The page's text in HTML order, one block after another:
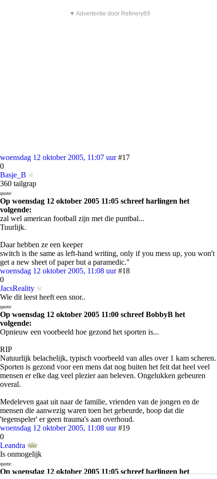
▼ Advertentie door Refinery89
woensdag 12 oktober 2005, 11:07 uur #17
0
Basje_B
360 tailgrap
quote:
Op woensdag 12 oktober 2005 11:05 schreef harlingen het
volgende:
zal wel american football zijn met die puntbal...
Tuurlijk.
Daar hebben ze een keeper
switch is the same as left-hand writing, only if you mess up, you won't
get a new sheet of paper but a paramedic."
woensdag 12 oktober 2005, 11:08 uur #18
0
JacsReality
Wie dit leest heeft een snor..
quote:
Op woensdag 12 oktober 2005 11:00 schreef BobbyB het
volgende:
Opnieuw een voorbeeld hoe gezond het sporten is...
RIP
Natuurlijk belachelijk, typisch voorbeeld van alles over 1 kam scheren.
Sporten is gezond voor een mens dat nog buiten het feit dat heel veel
mensen er elke dag veel plezier aan beleven. Ongelukken gebeuren
overal.
Medeleven gaat uit naar de familie, vrienden van de jongen en de
mensen die aanwezig waren toen het gebeurde, hoop dat die
'tegenspeler' er geen trauma's aan overhoud.
woensdag 12 oktober 2005, 11:08 uur #19
0
Leandra
Is onmogelijk
quote:
Op woensdag 12 oktober 2005 11:05 schreef harlingen het